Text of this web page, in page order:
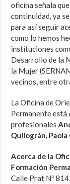
oficina señala
continuidad, ya
para así seguir
como lo hemos
instituciones
Desarrollo de la
la Mujer
vecinos, entre
La Oficina de
Permanente
profesionales
Quilográn,
Acerca de la
Formación
Calle Prat Nº